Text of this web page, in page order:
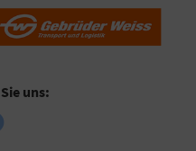
uns: